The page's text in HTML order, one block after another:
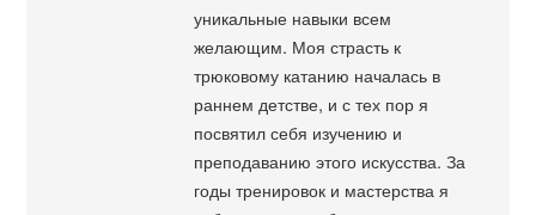
уникальные навыки всем
желающим. Моя страсть к
трюковому катанию началась в
раннем детстве, и с тех пор я
посвятил себя изучению и
преподаванию этого искусства. За
годы тренировок и мастерства я